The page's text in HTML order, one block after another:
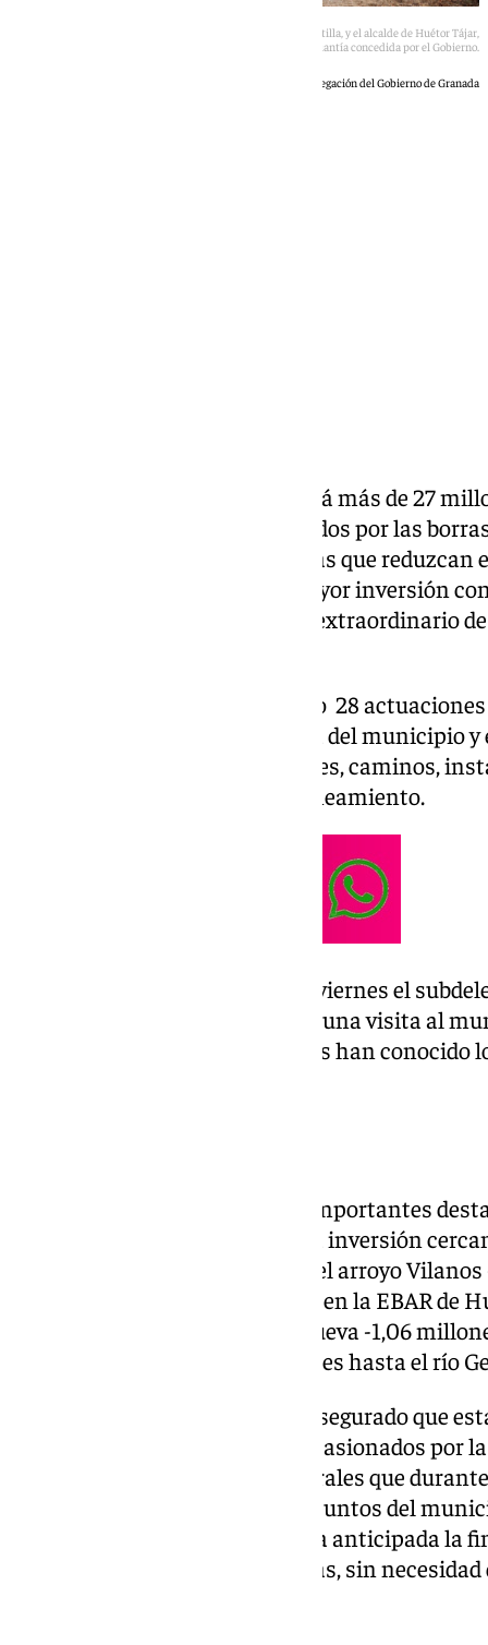
El subdelegado del Gobierno en Granada, José Antonio Montilla, y el alcalde de Huétor Tájar,
Fernando Delgado (centro), muestran la cuantía concedida por el Gobierno.
Subdelegación del Gobierno de Granada
El Gobierno de España destinará más de 27
para reparar los daños provocados por las
ejecutar nuevas infraestructuras que reduzcan
inundaciones. Se trata de la mayor inversión
provincia dentro del programa extraordinario
El Ayuntamiento ha presentado 28
mejorar la capacidad hidráulica del municipio
además de la reparación de calles, caminos,
públicos, parques y redes de saneamiento.
El anuncio lo ha realizado este viernes el
José Antonio Montilla, durante una visita al
Fernando Delgado, donde ambos han conocido
Entre las intervenciones más importantes
hidráulica del río Genil, con una inversión
encauzamiento y ampliación del arroyo
de un nuevo colector-aliviadero en la EBAR de
desvío del barranco de Venta Nueva -1,06
para canalizar las aguas pluviales hasta el río
Durante la visita, Montilla ha asegurado que
solo reparar los graves daños ocasionados
solucionar problemas estructurales que
desbordamientos en distintos puntos del
el Gobierno transferirá de forma anticipada la
para agilizar el inicio de las obras, sin